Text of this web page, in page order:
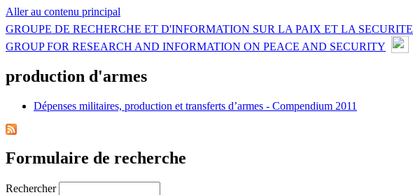
Aller au contenu principal
GROUPE DE RECHERCHE ET D'INFORMATION SUR LA PAIX ET LA SECURITE
GROUP FOR RESEARCH AND INFORMATION ON PEACE AND SECURITY
production d'armes
Dépenses militaires, production et transferts d’armes - Compendium 2011
Formulaire de recherche
Rechercher